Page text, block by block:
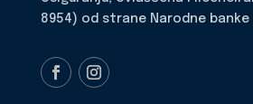
8954) od strane Narodne banke